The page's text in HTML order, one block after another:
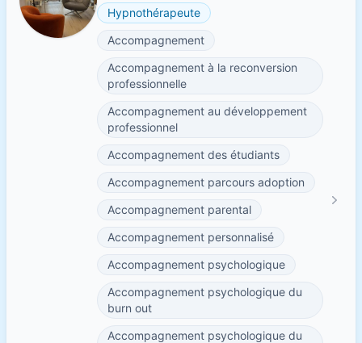
Hypnothérapeute
Accompagnement
Accompagnement à la reconversion
professionnelle
Accompagnement au développement
professionnel
Accompagnement des étudiants
Accompagnement parcours adoption
Accompagnement parental
Accompagnement personnalisé
Accompagnement psychologique
Accompagnement psychologique du
burn out
Accompagnement psychologique du